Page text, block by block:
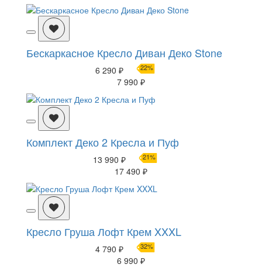
Бескаркасное Кресло Диван Деко Stone
6 290 ₽ 22%
7 990 ₽
Комплект Деко 2 Кресла и Пуф
13 990 ₽ 21%
17 490 ₽
Кресло Груша Лофт Крем XXXL
4 790 ₽ 32%
6 990 ₽